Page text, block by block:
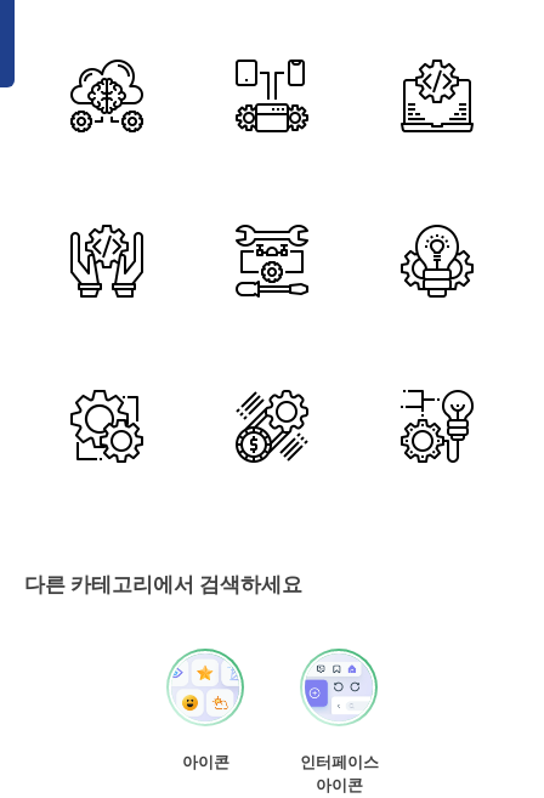
다른 카테고리에서 검색하세요
아이콘
인터페이스
아이콘